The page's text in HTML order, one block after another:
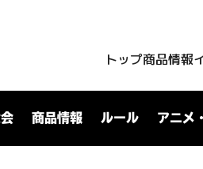
トップ商品情報
商品情報 ルール アニメ